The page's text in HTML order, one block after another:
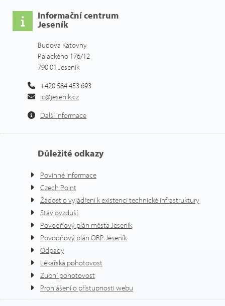
Informační centrum
Jeseník
Budova Katovny
Palackého 176/12
790 01 Jeseník
+420 584 453 693
ic@jesenik.cz
Další informace
Důležité odkazy
Povinné informace
Czech Point
Žádost o vyjádření k existenci technické infrastruktury
Stav ovzduší
Povodňový plán města Jeseník
Povodňový plán ORP Jeseník
Odpady
Lékařská pohotovost
Zubní pohotovost
Prohlášení o přístupnosti webu